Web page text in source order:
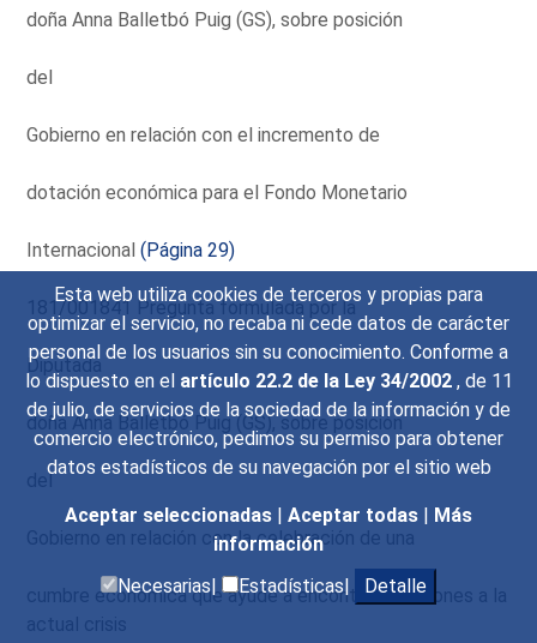
Esta web utiliza cookies de terceros y propias para
optimizar el servicio, no recaba ni cede datos de carácter
personal de los usuarios sin su conocimiento. Conforme a
lo dispuesto en el artículo 22.2 de la Ley 34/2002 , de 11
de julio, de servicios de la sociedad de la información y de
comercio electrónico, pedimos su permiso para obtener
datos estadísticos de su navegación por el sitio web
Aceptar seleccionadas | Aceptar todas | Más
información
Necesarias|
Estadísticas| Detalle
doña Anna Balletbó Puig (GS), sobre posición
del
Gobierno en relación con el incremento de
dotación económica para el Fondo Monetario
Internacional(Página 29)
181/001841 Pregunta formulada por la
Diputada
doña Anna Balletbó Puig (GS), sobre posición
del
Gobierno en relación con la celebración de una
cumbre económica que ayude a encontrar soluciones a la
actual crisis